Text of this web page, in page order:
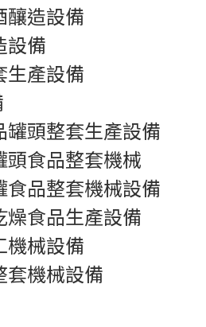
釀造設備
設備
生產設備
罐頭整套生產設備
頭食品整套機械
食品整套機械設備
燥食品生產設備
機械設備
套機械設備